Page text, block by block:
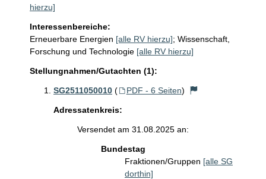
hierzu]
Interessenbereiche:
Erneuerbare Energien [alle RV hierzu]; Wissenschaft,
Forschung und Technologie [alle RV hierzu]
Stellungnahmen/Gutachten (1):
SG2511050010 ( PDF - 6 Seiten)
Adressatenkreis:
Versendet am 31.08.2025 an:
Bundestag
Fraktionen/Gruppen [alle SG
dorthin]